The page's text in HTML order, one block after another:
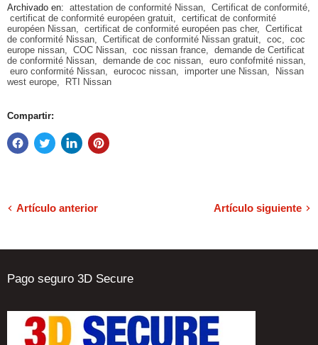
Archivado en: attestation de conformité Nissan, Certificat de conformité,
certificat de conformité européen gratuit, certificat de conformité
européen Nissan, certificat de conformité européen pas cher, Certificat
de conformité Nissan, Certificat de conformité Nissan gratuit, coc, coc
europe nissan, COC Nissan, coc nissan france, demande de Certificat
de conformité Nissan, demande de coc nissan, euro confofmité nissan,
euro conformité Nissan, eurococ nissan, importer une Nissan,
Nissan
west europe, RTI Nissan
Compartir:
Artículo anterior Artículo siguiente
Pago seguro 3D Secure